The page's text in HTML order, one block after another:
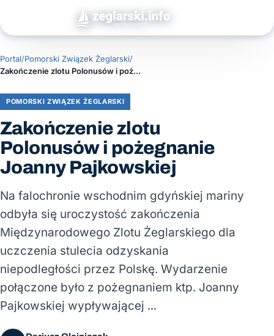
Portal/Pomorski Związek Żeglarski/
Zakończenie zlotu Polonusów i pożegnanie Joanny Pajkowskiej
POMORSKI ZWIĄZEK ŻEGLARSKI
Zakończenie zlotu
Polonusów i pożegnanie
Joanny Pajkowskiej
Na falochronie wschodnim gdyńskiej mariny
odbyła się uroczystość zakończenia
Międzynarodowego Zlotu Żeglarskiego dla
uczczenia stulecia odzyskania
niepodległości przez Polskę. Wydarzenie
połączone było z pożegnaniem ktp. Joanny
Pajkowskiej wypływającej …